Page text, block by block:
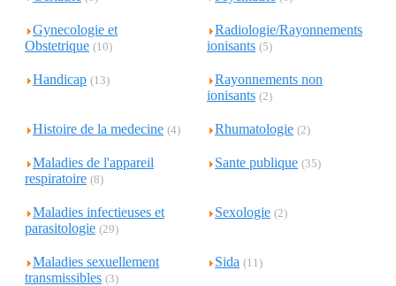
Gynecologie et
Obstetrique (10)
Radiologie/Rayonnements
ionisants (5)
Handicap (13)
Rayonnements non
ionisants (2)
Histoire de la medecine (4) Rhumatologie (2)
Maladies de l'appareil
respiratoire (8)
Sante publique (35)
Maladies infectieuses et
parasitologie (29)
Sexologie (2)
Maladies sexuellement
transmissibles (3)
Sida (11)